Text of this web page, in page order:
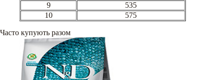
9
535
10
575
Часто купують разом